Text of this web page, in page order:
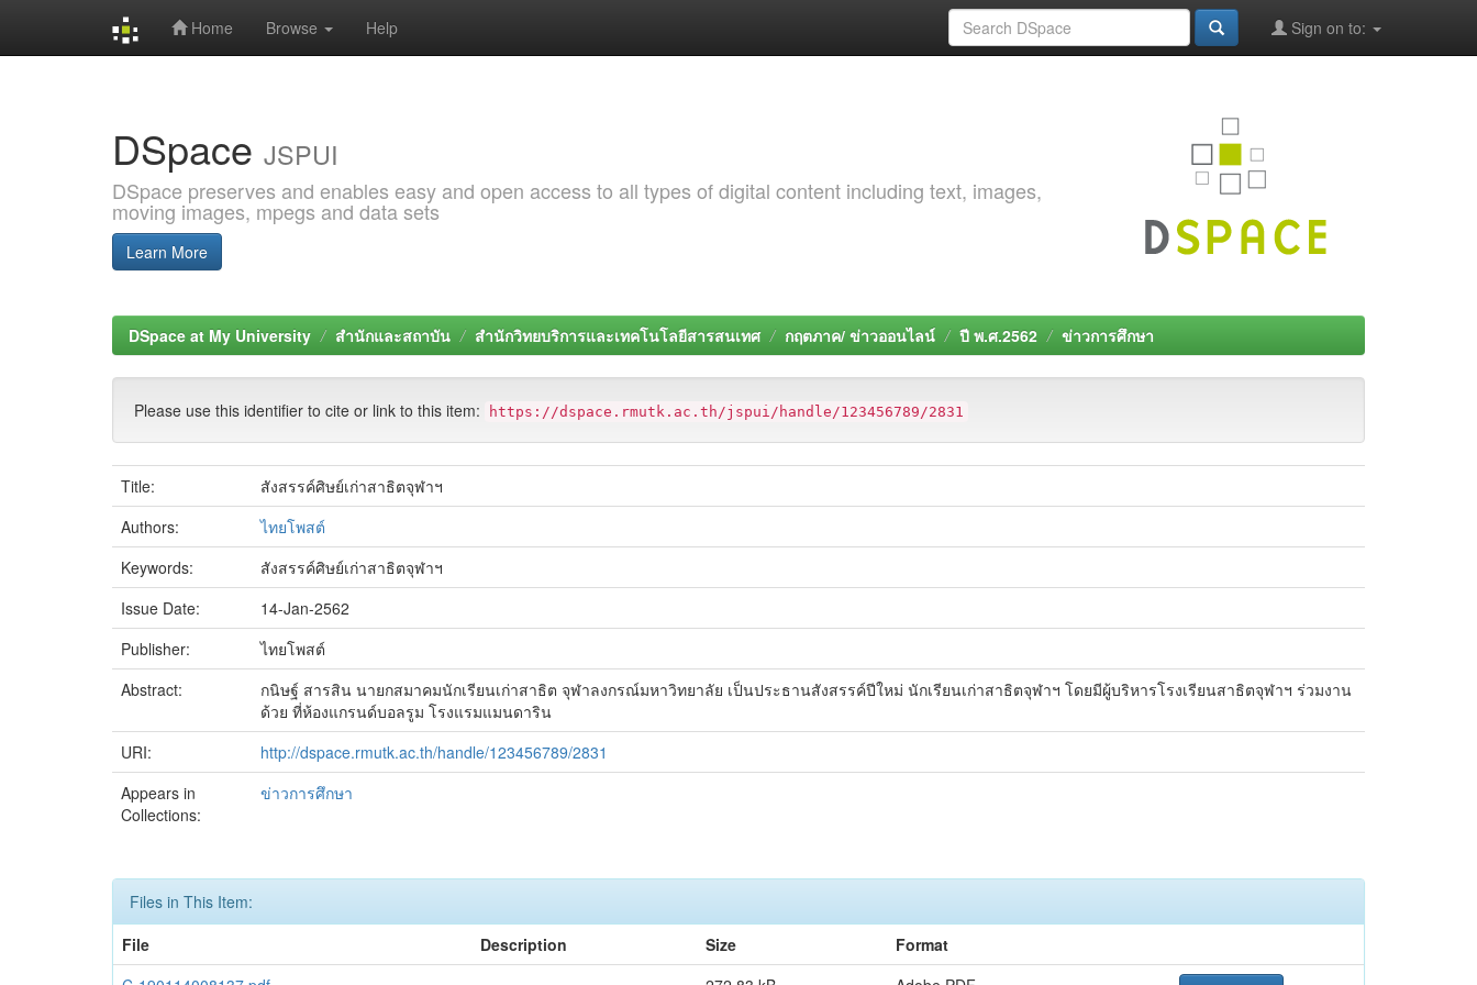
Home Browse Help Sign on to:
DSpace JSPUI
DSpace preserves and enables easy and open access to all types of digital content including text, images,
moving images, mpegs and data sets
Learn More
DSpace at My University สำนักและสถาบัน สำนักวิทยบริการและเทคโนโลยีสารสนเทศ กฤตภาค/ ข่าวออนไลน์ ปี พ.ศ.2562 ข่าวการศึกษา
Please use this identifier to cite or link to this item: https://dspace.rmutk.ac.th/jspui/handle/123456789/2831
Title:
สังสรรค์ศิษย์เก่าสาธิตจุฬาฯ
Authors:
ไทยโพสต์
Keywords:
สังสรรค์ศิษย์เก่าสาธิตจุฬาฯ
Issue Date:
14-Jan-2562
Publisher:
ไทยโพสต์
Abstract:
กนิษฐ์ สารสิน นายกสมาคมนักเรียนเก่าสาธิต จุฬาลงกรณ์มหาวิทยาลัย เป็นประธานสังสรรค์ปีใหม่ นักเรียนเก่าสาธิตจุฬาฯ โดยมีผู้บริหารโรงเรียนสาธิตจุฬาฯ ร่วมงาน
ด้วย ที่ห้องแกรนด์บอลรูม โรงแรมแมนดาริน
URI:
http://dspace.rmutk.ac.th/handle/123456789/2831
Appears in
Collections:
ข่าวการศึกษา
Files in This Item:
File
Description Size
Format